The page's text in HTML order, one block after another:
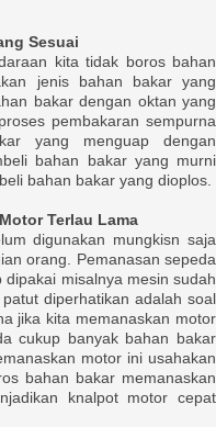
Sesuai
kita tidak boros bahan
jenis bahan bakar yang
bakar dengan oktan yang
pembakaran sempurna
yang menguap dengan
bahan bakar yang murni
bahan bakar yang dioplos.
Terlau Lama
digunakan mungkisn saja
orang. Pemanasan sepeda
misalnya mesin sudah
diperhatikan adalah soal
jika kita memanaskan motor
cukup banyak bahan bakar
motor ini usahakan
bahan bakar memanaskan
knalpot motor cepat